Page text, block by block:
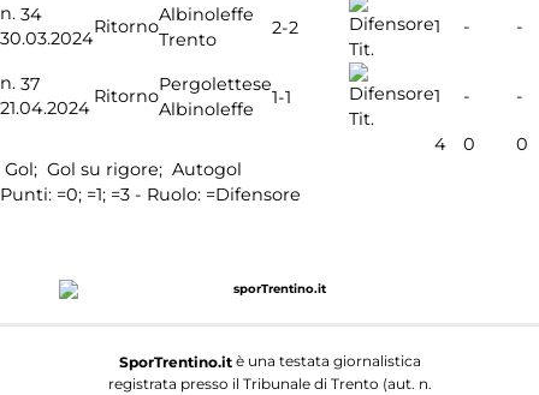
n. 34
30.03.2024
Ritorno
Albinoleffe
Trento
2-2
Tit.
1 - -
n. 37
21.04.2024
Ritorno
Pergolettese
Albinoleffe
1-1
Tit.
1 - -
4 0
0
Gol; Gol su rigore; Autogol
Punti: =0; =1; =3 - Ruolo: =Difensore
SporTrentino.itè una testata giornalistica
registrata presso il Tribunale di Trento (aut. n.